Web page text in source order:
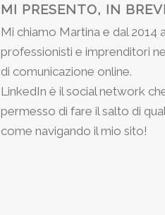
MI PRESENTO, IN
Mi chiamo Martina e dal 2014
professionisti e imprenditori
di comunicazione online.
LinkedIn è il social network
permesso di fare il salto di
come navigando il mio sito!